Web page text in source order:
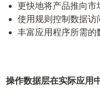
更快地将产品推向市
使用规则控制数据
丰富应用程序所需的
操作数据层在实际应用